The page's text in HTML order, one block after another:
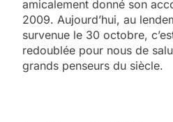
amicalement donné son
2009. Aujourd’hui, au
survenue le 30 octobre,
redoublée pour nous de
grands penseurs du siècle.